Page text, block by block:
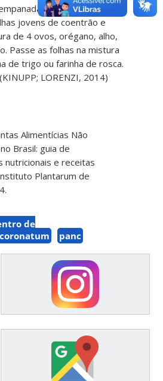
de
jovens de coentrão e
de 4 ovos, orégano, alho,
Passe as folhas na mistura
de trigo ou farinha de rosca.
LORENZI, 2014)
Alimentícias Não
Brasil: guia de
nutricionais e receitas
Plantarum de
de
panc